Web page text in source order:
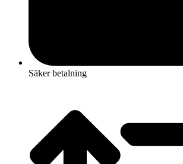
Säker betalning